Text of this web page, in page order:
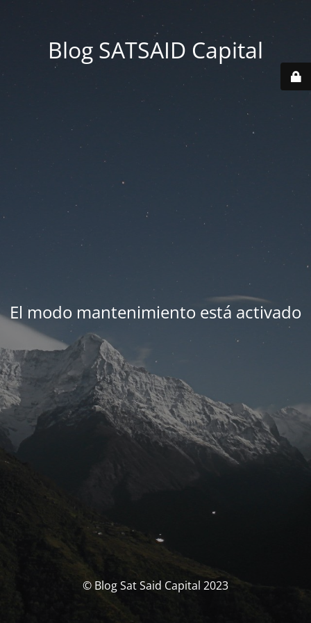
Blog SATSAID Capital
El modo mantenimiento está activado
© Blog Sat Said Capital 2023